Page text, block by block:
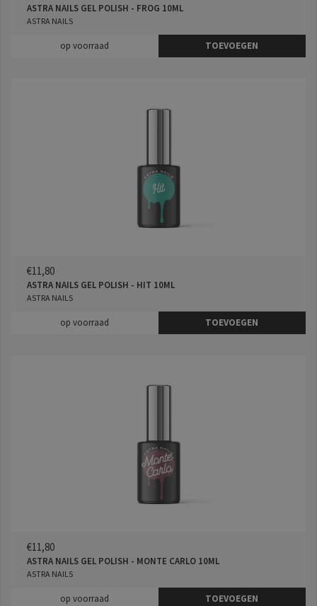
ASTRA NAILS GEL POLISH - FROG 10ML
ASTRA NAILS
op voorraad TOEVOEGEN
€11,80
ASTRA NAILS GEL POLISH - HIT 10ML
ASTRA NAILS
op voorraad TOEVOEGEN
€11,80
ASTRA NAILS GEL POLISH - MONTE CARLO 10ML
ASTRA NAILS
op voorraad TOEVOEGEN